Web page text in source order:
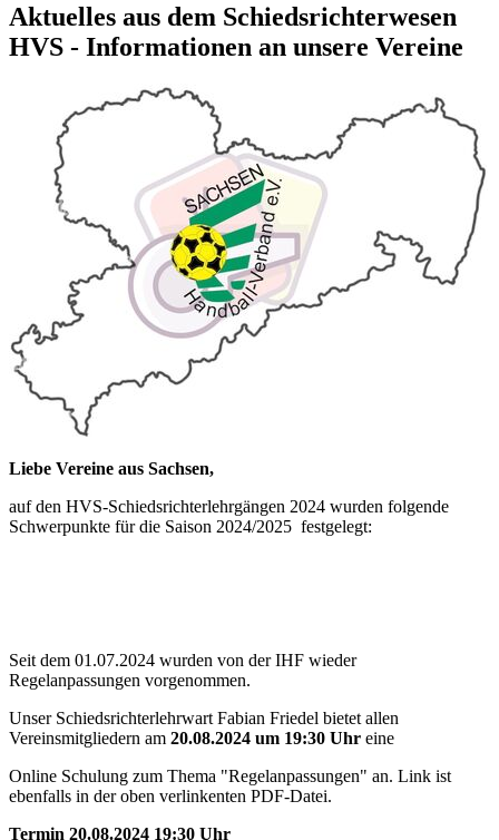
Aktuelles aus dem Schiedsrichterwesen
HVS - Informationen an unsere Vereine
Liebe Vereine aus Sachsen,
auf den HVS-Schiedsrichterlehrgängen 2024 wurden folgende
Schwerpunkte für die Saison 2024/2025 festgelegt:
Seit dem 01.07.2024 wurden von der IHF wieder
Regelanpassungen vorgenommen.
Unser Schiedsrichterlehrwart Fabian Friedel bietet allen
Vereinsmitgliedern am 20.08.2024 um 19:30 Uhr eine
Online Schulung zum Thema "Regelanpassungen" an. Link ist
ebenfalls in der oben verlinkenten PDF-Datei.
Termin 20.08.2024 19:30 Uhr